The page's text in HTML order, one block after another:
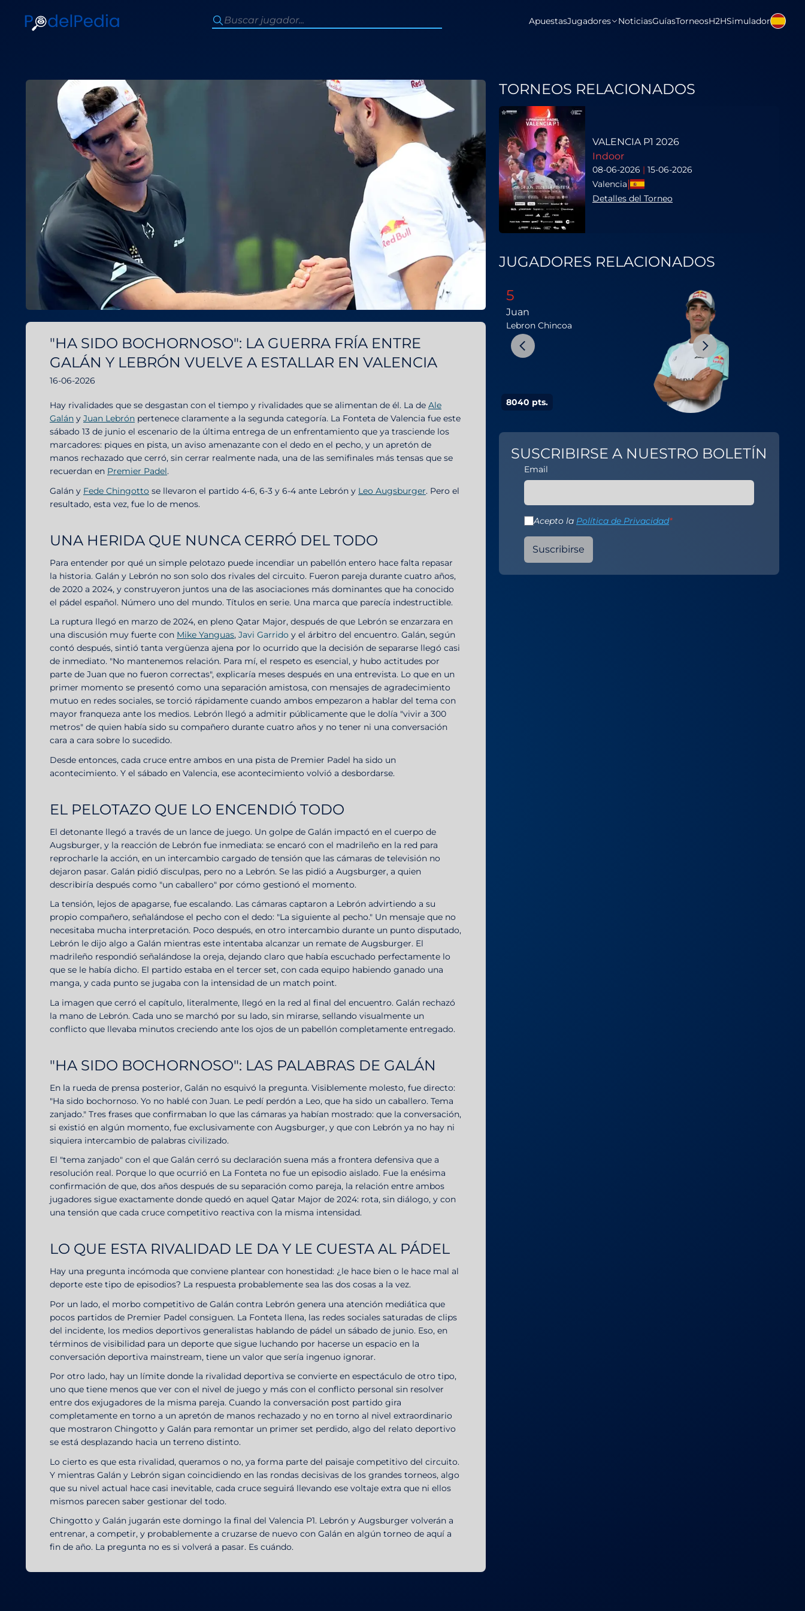
ApuestasJugadores NoticiasGuíasTorneosH2HSimulador
"HA SIDO BOCHORNOSO": LA GUERRA FRÍA ENTRE
GALÁN Y LEBRÓN VUELVE A ESTALLAR EN VALENCIA
16-06-2026
Hay rivalidades que se desgastan con el tiempo y rivalidades que se alimentan de él. La de Ale
Galán y Juan Lebrón pertenece claramente a la segunda categoría. La Fonteta de Valencia fue este
sábado 13 de junio el escenario de la última entrega de un enfrentamiento que ya trasciende los
marcadores: piques en pista, un aviso amenazante con el dedo en el pecho, y un apretón de
manos rechazado que cerró, sin cerrar realmente nada, una de las semifinales más tensas que se
recuerdan en Premier Padel.
Galán y Fede Chingotto se llevaron el partido 4-6, 6-3 y 6-4 ante Lebrón y Leo Augsburger. Pero el
resultado, esta vez, fue lo de menos.
UNA HERIDA QUE NUNCA CERRÓ DEL TODO
Para entender por qué un simple pelotazo puede incendiar un pabellón entero hace falta repasar
la historia. Galán y Lebrón no son solo dos rivales del circuito. Fueron pareja durante cuatro años,
de 2020 a 2024, y construyeron juntos una de las asociaciones más dominantes que ha conocido
el pádel español. Número uno del mundo. Títulos en serie. Una marca que parecía indestructible.
La ruptura llegó en marzo de 2024, en pleno Qatar Major, después de que Lebrón se enzarzara en
una discusión muy fuerte con Mike Yanguas, Javi Garrido y el árbitro del encuentro. Galán, según
contó después, sintió tanta vergüenza ajena por lo ocurrido que la decisión de separarse llegó casi
de inmediato. "No mantenemos relación. Para mí, el respeto es esencial, y hubo actitudes por
parte de Juan que no fueron correctas", explicaría meses después en una entrevista. Lo que en un
primer momento se presentó como una separación amistosa, con mensajes de agradecimiento
mutuo en redes sociales, se torció rápidamente cuando ambos empezaron a hablar del tema con
mayor franqueza ante los medios. Lebrón llegó a admitir públicamente que le dolía "vivir a 300
metros" de quien había sido su compañero durante cuatro años y no tener ni una conversación
cara a cara sobre lo sucedido.
Desde entonces, cada cruce entre ambos en una pista de Premier Padel ha sido un
acontecimiento. Y el sábado en Valencia, ese acontecimiento volvió a desbordarse.
EL PELOTAZO QUE LO ENCENDIÓ TODO
El detonante llegó a través de un lance de juego. Un golpe de Galán impactó en el cuerpo de
Augsburger, y la reacción de Lebrón fue inmediata: se encaró con el madrileño en la red para
reprocharle la acción, en un intercambio cargado de tensión que las cámaras de televisión no
dejaron pasar. Galán pidió disculpas, pero no a Lebrón. Se las pidió a Augsburger, a quien
describiría después como "un caballero" por cómo gestionó el momento.
La tensión, lejos de apagarse, fue escalando. Las cámaras captaron a Lebrón advirtiendo a su
propio compañero, señalándose el pecho con el dedo: "La siguiente al pecho." Un mensaje que no
necesitaba mucha interpretación. Poco después, en otro intercambio durante un punto disputado,
Lebrón le dijo algo a Galán mientras este intentaba alcanzar un remate de Augsburger. El
madrileño respondió señalándose la oreja, dejando claro que había escuchado perfectamente lo
que se le había dicho. El partido estaba en el tercer set, con cada equipo habiendo ganado una
manga, y cada punto se jugaba con la intensidad de un match point.
La imagen que cerró el capítulo, literalmente, llegó en la red al final del encuentro. Galán rechazó
la mano de Lebrón. Cada uno se marchó por su lado, sin mirarse, sellando visualmente un
conflicto que llevaba minutos creciendo ante los ojos de un pabellón completamente entregado.
"HA SIDO BOCHORNOSO": LAS PALABRAS DE GALÁN
En la rueda de prensa posterior, Galán no esquivó la pregunta. Visiblemente molesto, fue directo:
"Ha sido bochornoso. Yo no hablé con Juan. Le pedí perdón a Leo, que ha sido un caballero. Tema
zanjado." Tres frases que confirmaban lo que las cámaras ya habían mostrado: que la conversación,
si existió en algún momento, fue exclusivamente con Augsburger, y que con Lebrón ya no hay ni
siquiera intercambio de palabras civilizado.
El "tema zanjado" con el que Galán cerró su declaración suena más a frontera defensiva que a
resolución real. Porque lo que ocurrió en La Fonteta no fue un episodio aislado. Fue la enésima
confirmación de que, dos años después de su separación como pareja, la relación entre ambos
jugadores sigue exactamente donde quedó en aquel Qatar Major de 2024: rota, sin diálogo, y con
una tensión que cada cruce competitivo reactiva con la misma intensidad.
LO QUE ESTA RIVALIDAD LE DA Y LE CUESTA AL PÁDEL
Hay una pregunta incómoda que conviene plantear con honestidad: ¿le hace bien o le hace mal al
deporte este tipo de episodios? La respuesta probablemente sea las dos cosas a la vez.
Por un lado, el morbo competitivo de Galán contra Lebrón genera una atención mediática que
pocos partidos de Premier Padel consiguen. La Fonteta llena, las redes sociales saturadas de clips
del incidente, los medios deportivos generalistas hablando de pádel un sábado de junio. Eso, en
términos de visibilidad para un deporte que sigue luchando por hacerse un espacio en la
conversación deportiva mainstream, tiene un valor que sería ingenuo ignorar.
Por otro lado, hay un límite donde la rivalidad deportiva se convierte en espectáculo de otro tipo,
uno que tiene menos que ver con el nivel de juego y más con el conflicto personal sin resolver
entre dos exjugadores de la misma pareja. Cuando la conversación post partido gira
completamente en torno a un apretón de manos rechazado y no en torno al nivel extraordinario
que mostraron Chingotto y Galán para remontar un primer set perdido, algo del relato deportivo
se está desplazando hacia un terreno distinto.
Lo cierto es que esta rivalidad, queramos o no, ya forma parte del paisaje competitivo del circuito.
Y mientras Galán y Lebrón sigan coincidiendo en las rondas decisivas de los grandes torneos, algo
que su nivel actual hace casi inevitable, cada cruce seguirá llevando ese voltaje extra que ni ellos
mismos parecen saber gestionar del todo.
Chingotto y Galán jugarán este domingo la final del Valencia P1. Lebrón y Augsburger volverán a
entrenar, a competir, y probablemente a cruzarse de nuevo con Galán en algún torneo de aquí a
fin de año. La pregunta no es si volverá a pasar. Es cuándo.
TORNEOS RELACIONADOS
VALENCIA P1 2026
Indoor
08-06-2026 | 15-06-2026
Valencia|
Detalles del Torneo
JUGADORES RELACIONADOS
Juan
Lebron Chincoa
8040 pts.
5
SUSCRIBIRSE A NUESTRO BOLETÍN
Email
Acepto la Política de Privacidad*
Suscribirse